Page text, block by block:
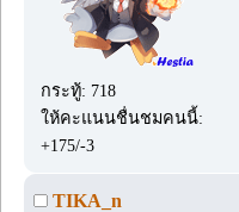
กระทู้: 718
ให้คะแนนชื่นชมคนนี้:
+175/-3
TIKA_n